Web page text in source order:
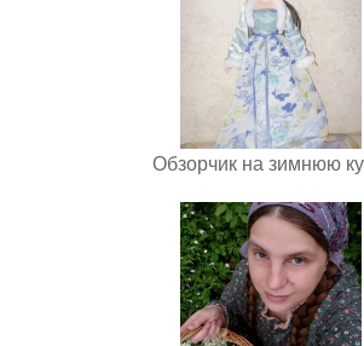
Обзорчик на зимнюю